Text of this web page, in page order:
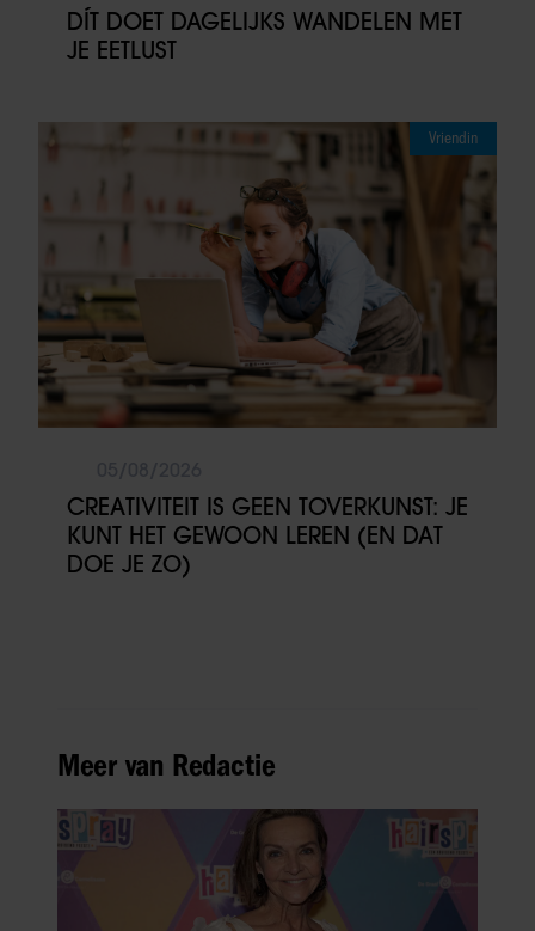
DÍT DOET DAGELIJKS WANDELEN MET
JE EETLUST
Vriendin
CREATIVITEIT IS GEEN TOVERKUNST: JE
KUNT HET GEWOON LEREN (EN DAT
DOE JE ZO)
Meer van Redactie